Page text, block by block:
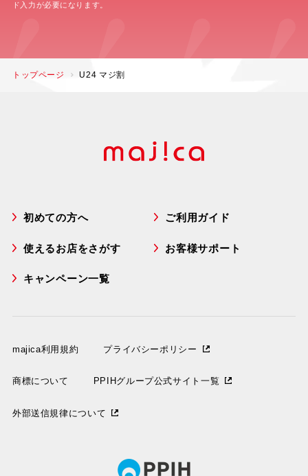
ド入力が必要になります。
トップページ U24 マジ割
初めての方へ ご利用ガイド
使えるお店をさがす お客様サポート
キャンペーン一覧
majica利用規約 プライバシーポリシー
商標について PPIHグループ公式サイト一覧
外部送信規律について